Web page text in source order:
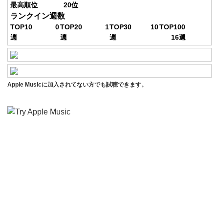
最高順位
20位
ランクイン週数
TOP10
0
週
TOP20
1
週
TOP30
10
週
TOP100
16週
Apple Musicに加入されてない方でも試聴できます。